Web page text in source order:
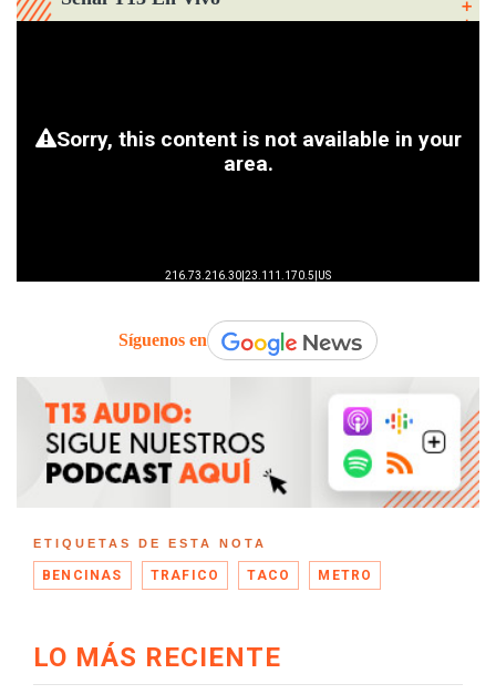
Síguenos en
ETIQUETAS DE ESTA NOTA
BENCINAS TRAFICO TACO METRO
LO MÁS RECIENTE